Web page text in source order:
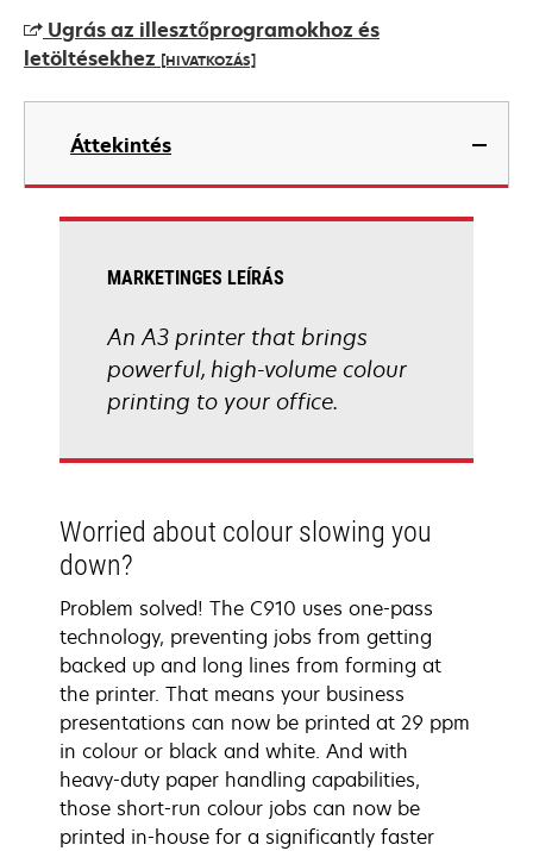
Ugrás az illesztőprogramokhoz és
letöltésekhez [HIVATKOZÁS]
opens
new
Áttekintés
MARKETINGES LEÍRÁS
An A3 printer that brings
powerful, high-volume colour
printing to your office.
Worried about colour slowing you
down?
Problem solved! The C910 uses one-pass
technology, preventing jobs from getting
backed up and long lines from forming at
the printer. That means your business
presentations can now be printed at 29 ppm
in colour or black and white. And with
heavy-duty paper handling capabilities,
those short-run colour jobs can now be
printed in-house for a significantly faster